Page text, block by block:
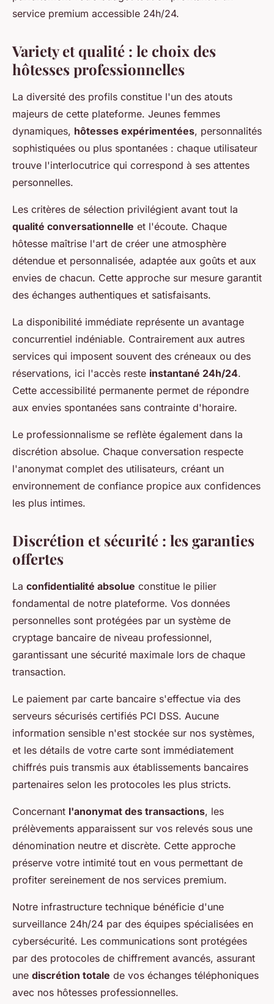
service premium accessible 24h/24.
Variety et qualité : le choix des
hôtesses professionnelles
La diversité des profils constitue l'un des atouts
majeurs de cette plateforme. Jeunes femmes
dynamiques, hôtesses expérimentées, personnalités
sophistiquées ou plus spontanées : chaque utilisateur
trouve l'interlocutrice qui correspond à ses attentes
personnelles.
Les critères de sélection privilégient avant tout la
qualité conversationnelle et l'écoute. Chaque
hôtesse maîtrise l'art de créer une atmosphère
détendue et personnalisée, adaptée aux goûts et aux
envies de chacun. Cette approche sur mesure garantit
des échanges authentiques et satisfaisants.
La disponibilité immédiate représente un avantage
concurrentiel indéniable. Contrairement aux autres
services qui imposent souvent des créneaux ou des
réservations, ici l'accès reste instantané 24h/24.
Cette accessibilité permanente permet de répondre
aux envies spontanées sans contrainte d'horaire.
Le professionnalisme se reflète également dans la
discrétion absolue. Chaque conversation respecte
l'anonymat complet des utilisateurs, créant un
environnement de confiance propice aux confidences
les plus intimes.
Discrétion et sécurité : les garanties
offertes
La confidentialité absolue constitue le pilier
fondamental de notre plateforme. Vos données
personnelles sont protégées par un système de
cryptage bancaire de niveau professionnel,
garantissant une sécurité maximale lors de chaque
transaction.
Le paiement par carte bancaire s'effectue via des
serveurs sécurisés certifiés PCI DSS. Aucune
information sensible n'est stockée sur nos systèmes,
et les détails de votre carte sont immédiatement
chiffrés puis transmis aux établissements bancaires
partenaires selon les protocoles les plus stricts.
Concernant l'anonymat des transactions, les
prélèvements apparaissent sur vos relevés sous une
dénomination neutre et discrète. Cette approche
préserve votre intimité tout en vous permettant de
profiter sereinement de nos services premium.
Notre infrastructure technique bénéficie d'une
surveillance 24h/24 par des équipes spécialisées en
cybersécurité. Les communications sont protégées
par des protocoles de chiffrement avancés, assurant
une discrétion totale de vos échanges téléphoniques
avec nos hôtesses professionnelles.